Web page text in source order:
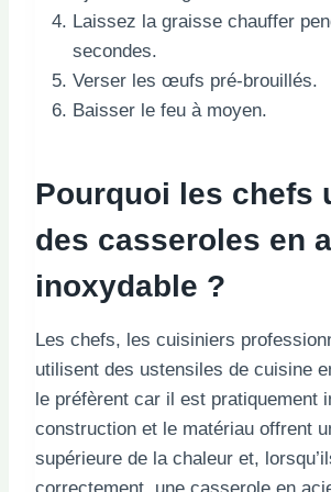
Laissez la graisse chauffer
secondes.
Verser les œufs pré-brouillés.
Baisser le feu à moyen.
Pourquoi les chefs
des casseroles en
inoxydable ?
Les chefs, les cuisiniers
utilisent des ustensiles de cuisine
le préfèrent car il est pratiquement
construction et le matériau offrent
supérieure de la chaleur et,